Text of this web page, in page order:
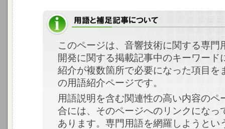
このページは、音響技術に関する専門
開発に関する掲載記事中のキーワード
紹介が複数箇所で必要になった項目を
の用語紹介ページです。
用語説明を含む関連性の高い内容のペ
合には、そのページへのリンクになっ
あります。専門用語を網羅しようとい